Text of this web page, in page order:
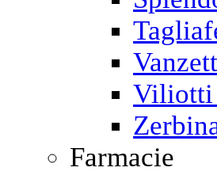
Viliotti
Farmacie